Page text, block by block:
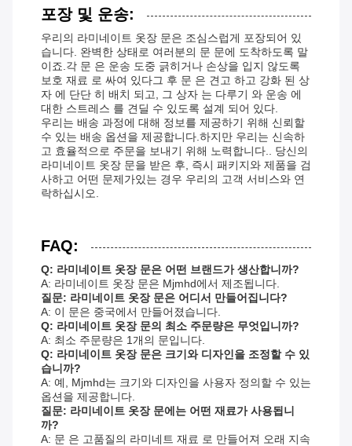
포장 및 운송:
우리의 라미네이트 옷장 문은 조심스럽게 포장되어 있
습니다. 완벽한 상태로 여러분의 문 문에 도착하도록 말
이죠.각 문 은 운송 도중 긁히거나 손상을 입지 않도록
보호 재료 로 싸여 있다그 후 문 은 견고 하고 강화 된 상
자 에 단단 히 배치 되고, 그 상자 는 다루기 와 운송 에
대한 스트레스 를 견딜 수 있도록 설계 되어 있다.
우리는 배송 과정에 대해 정보를 제공하기 위해 신뢰할
수 있는 배송 옵션을 제공합니다.하지만 우리는 신속하
고 효율적으로 주문을 보내기 위해 노력합니다.. 당신의
라미네이트 옷장 문을 받은 후, 즉시 패키지와 제품을 검
사하고 어떤 문제가있는 경우 우리의 고객 서비스와 연
락하십시오.
FAQ:
Q: 라미네이트 옷장 문은 어떤 브랜드가 생산합니까?
A: 라미네이트 옷장 문은 Mjmhd에서 제조됩니다.
질문: 라미네이트 옷장 문은 어디서 만들어집니다?
A: 이 문은 중국에서 만들어졌습니다.
Q: 라미네이트 옷장 문의 최소 주문량은 무엇입니까?
A: 최소 주문량은 1개의 문입니다.
Q: 라미네이트 옷장 문은 크기와 디자인을 조정할 수 있
습니까?
A: 예, Mjmhd는 크기와 디자인을 사용자 정의할 수 있는
옵션을 제공합니다.
질문: 라미네이트 옷장 문에는 어떤 재료가 사용됩니
까?
A: 문 은 고품질의 라미네트 재료 로 만들어져 오래 지속